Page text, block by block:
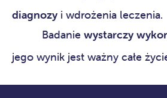
diagnozy i wdrożenia leczenia.
Badanie wystarczy
jego wynik jest ważny całe